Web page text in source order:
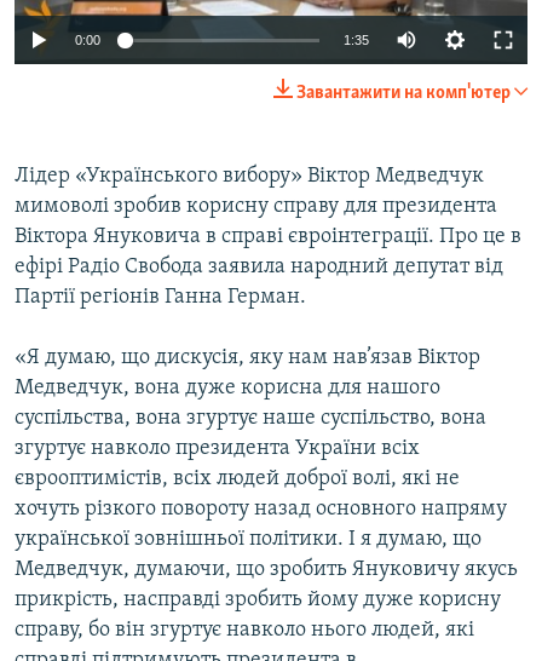
СВІДЧЕННЯ ОКУПАЦІЇ
УКРАЇНСЬКА ПРОБЛЕМА КРИМУ
Qırımtatar
Усі сайти RFE/RL
0:00 1:35
Завантажити на комп'ютер
Лідер «Українського вибору» Віктор Медведчук
мимоволі зробив корисну справу для президента
Віктора Януковича в справі євроінтеграції. Про це в
ефірі Радіо Свобода заявила народний депутат від
Партії регіонів Ганна Герман.
«Я думаю, що дискусія, яку нам нав’язав Віктор
Медведчук, вона дуже корисна для нашого
суспільства, вона згуртує наше суспільство, вона
згуртує навколо президента України всіх
єврооптимістів, всіх людей доброї волі, які не
хочуть різкого повороту назад основного напряму
української зовнішньої політики. І я думаю, що
Медведчук, думаючи, що зробить Януковичу якусь
прикрість, насправді зробить йому дуже корисну
справу, бо він згуртує навколо нього людей, які